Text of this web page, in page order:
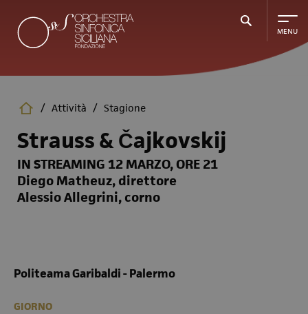
contenuto
principale
/ Attività / Stagione
Strauss & Čajkovskij
IN STREAMING 12 MARZO, ORE 21
Diego Matheuz, direttore
Alessio Allegrini, corno
Politeama Garibaldi - Palermo
GIORNO